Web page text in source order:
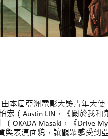
本屆亞洲電影大獎青年大
宏（Austin LIN，《關於我
OKADA Masaki，《Drive
表演面貌，讓觀眾感受到